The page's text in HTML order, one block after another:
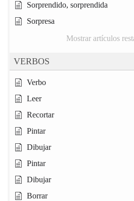
Sorprendido, sorprendida
Sorpresa
Mostrar artículos
VERBOS
Verbo
Leer
Recortar
Pintar
Dibujar
Pintar
Dibujar
Borrar